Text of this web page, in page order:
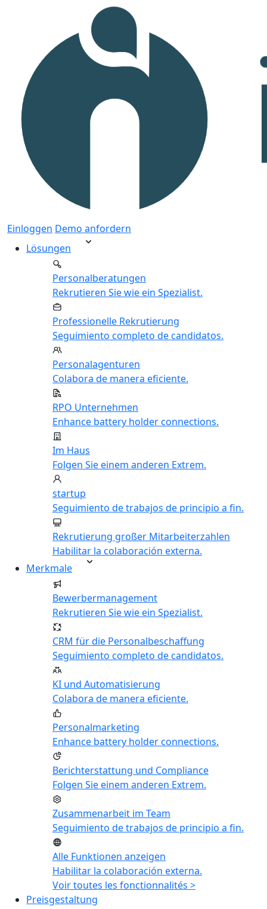
Einloggen Demo anfordern
Lösungen
Personalberatungen
Rekrutieren Sie wie ein Spezialist.
Professionelle Rekrutierung
Seguimiento completo de candidatos.
Personalagenturen
Colabora de manera eficiente.
RPO Unternehmen
Enhance battery holder connections.
Im Haus
Folgen Sie einem anderen Extrem.
startup
Seguimiento de trabajos de principio a fin.
Rekrutierung großer Mitarbeiterzahlen
Habilitar la colaboración externa.
Merkmale
Bewerbermanagement
Rekrutieren Sie wie ein Spezialist.
CRM für die Personalbeschaffung
Seguimiento completo de candidatos.
KI und Automatisierung
Colabora de manera eficiente.
Personalmarketing
Enhance battery holder connections.
Berichterstattung und Compliance
Folgen Sie einem anderen Extrem.
Zusammenarbeit im Team
Seguimiento de trabajos de principio a fin.
Alle Funktionen anzeigen
Habilitar la colaboración externa.
Voir toutes les fonctionnalités >
Preisgestaltung